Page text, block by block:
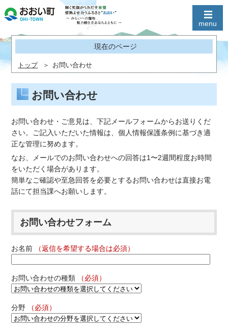
現在のページ
トップ お問い合わせ
お問い合わせ
お問い合わせ・ご意見は、下記メールフォームからお送りくだ
さい。ご記入いただいた情報は、個人情報保護条例に基づき適
正な管理に努めます。
なお、メールでのお問い合わせへの回答は1〜2週間程度お時間
をいただく場合があります。
簡単なご確認や至急回答を必要とするお問い合わせは直接お電
話にて担当課へお願いします。
お問い合わせフォーム
お名前 （返信を希望する場合は必須）
お問い合わせの種類 （必須）
分野 （必須）